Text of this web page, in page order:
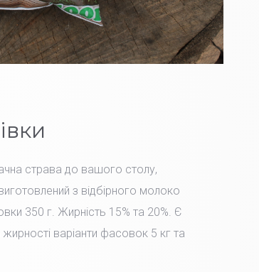
страва до вашого столу,
з відбірного молоко
350 г. Жирність 15% та 20%. Є
варіанти фасовок 5 кг та